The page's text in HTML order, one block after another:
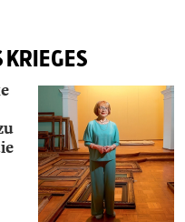
KRIEGES